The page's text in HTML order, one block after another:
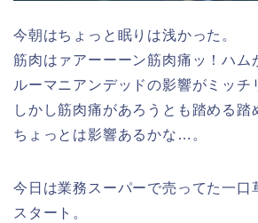
今朝はちょっと眠りは浅かった。
筋肉はァアーーーン筋肉痛ッ！ハム
ルーマニアンデッドの影響がミッチ
しかし筋肉痛があろうとも踏める踏
ちょっとは影響あるかな…。
今日は業務スーパーで売ってた一口
スタート。